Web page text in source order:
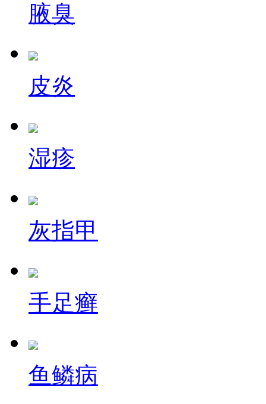
腋臭
皮炎
湿疹
灰指甲
手足癣
鱼鳞病